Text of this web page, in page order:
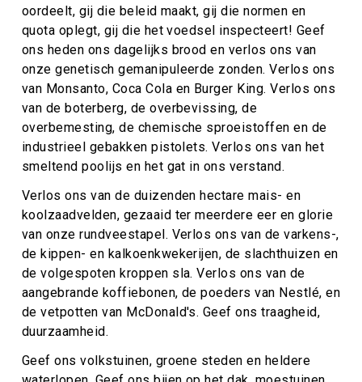
oordeelt, gij die beleid maakt, gij die normen en
quota oplegt, gij die het voedsel inspecteert! Geef
ons heden ons dagelijks brood en verlos ons van
onze genetisch gemanipuleerde zonden. Verlos ons
van Monsanto, Coca Cola en Burger King. Verlos ons
van de boterberg, de overbevissing, de
overbemesting, de chemische sproeistoffen en de
industrieel gebakken pistolets. Verlos ons van het
smeltend poolijs en het gat in ons verstand.
Verlos ons van de duizenden hectare mais- en
koolzaadvelden, gezaaid ter meerdere eer en glorie
van onze rundveestapel. Verlos ons van de varkens-,
de kippen- en kalkoenkwekerijen, de slachthuizen en
de volgespoten kroppen sla. Verlos ons van de
aangebrande koffiebonen, de poeders van Nestlé, en
de vetpotten van McDonald's. Geef ons traagheid,
duurzaamheid.
Geef ons volkstuinen, groene steden en heldere